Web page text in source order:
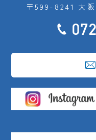
〒599-8241 大